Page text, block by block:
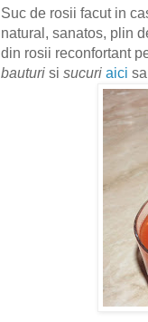
Suc de rosii facut in
natural, sanatos, plin
din rosii reconfortant
bauturi si sucuri aici